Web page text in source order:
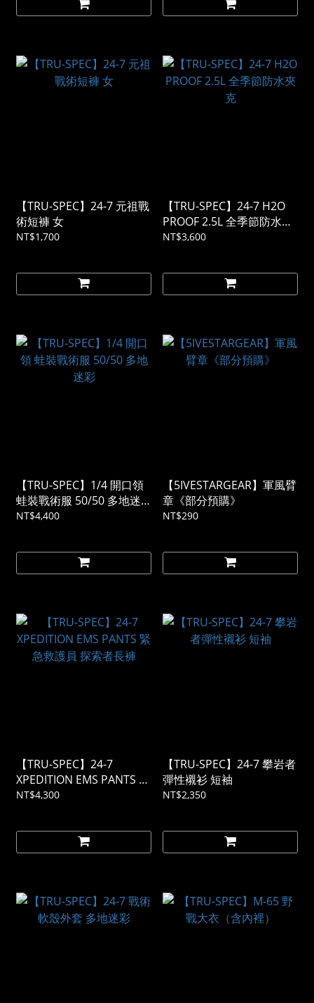
【TRU-SPEC】24-7 元祖戰
術短褲 女
NT$1,700
【TRU-SPEC】24-7 H2O
PROOF 2.5L 全季節防水夾
克
NT$3,600
【TRU-SPEC】1/4 開口領
蛙裝戰術服 50/50 多地迷
彩
NT$4,400
【5IVESTARGEAR】軍風臂
章《部分預購》
NT$290
【TRU-SPEC】24-7
XPEDITION EMS PANTS 緊
急救護員 探索者長褲
NT$4,300
【TRU-SPEC】24-7 攀岩者
彈性襯衫 短袖
NT$2,350